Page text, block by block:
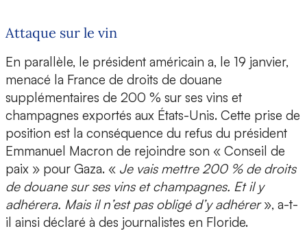
Attaque sur le vin
En parallèle, le président américain a, le 19 janvier,
menacé la France de droits de douane
supplémentaires de 200 % sur ses vins et
champagnes exportés aux États-Unis. Cette prise de
position est la conséquence du refus du président
Emmanuel Macron de rejoindre son « Conseil de
paix » pour Gaza. « Je vais mettre 200 % de droits
de douane sur ses vins et champagnes. Et il y
adhérera. Mais il n’est pas obligé d’y adhérer», a-t-
il ainsi déclaré à des journalistes en Floride.